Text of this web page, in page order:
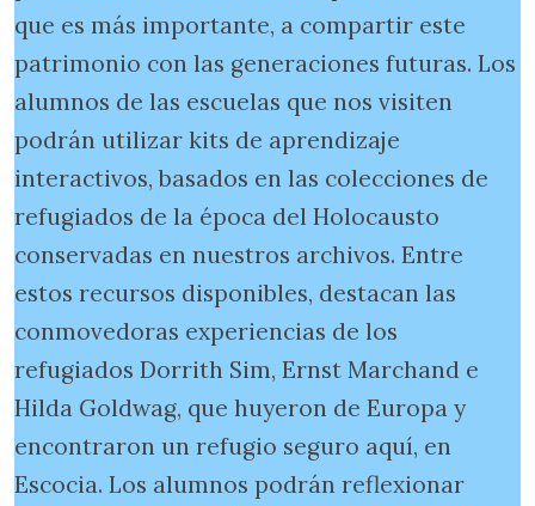
que es más importante, a compartir este
patrimonio con las generaciones futuras. Los
alumnos de las escuelas que nos visiten
podrán utilizar kits de aprendizaje
interactivos, basados en las colecciones de
refugiados de la época del Holocausto
conservadas en nuestros archivos. Entre
estos recursos disponibles, destacan las
conmovedoras experiencias de los
refugiados Dorrith Sim, Ernst Marchand e
Hilda Goldwag, que huyeron de Europa y
encontraron un refugio seguro aquí, en
Escocia. Los alumnos podrán reflexionar